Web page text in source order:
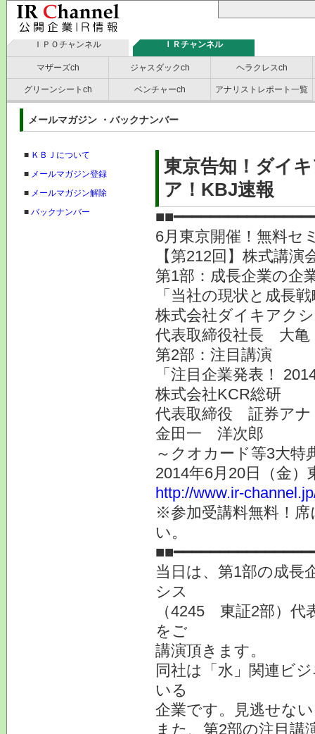
ＩＰＯチャンネル ＩＲチャンネル
マザーズch ジャスダックch ヘラクレスch
グリーンシートch ベンチャーch アナリストレポート一覧
メールマガジン ・バックナンバー
■ ＫＢＪについて
■ メールマガジン登録
■ メールマガジン解除
■ バックナンバー
東京告知！ダイ
ア！KBJ速報
6月東京開催！無料セ
【第212回】株式講
第1部：成長企業の企
「当社の現状と成長
株式会社ダイキアク
代表取締役社長 大
第2部：注目講演
「注目企業発表！
株式会社KCR総研
代表取締役 証券アナ
金田一 洋次郎
～クオカード等3大特
2014年6月20日（金
http://www.ir-
※参加受講料無料！
い。
当日は、第1部の成長
シス
（4245 東証2部）
をご
講演頂きます。
同社は「水」関連ビ
いる
企業です。見逃せな
また、第2部の注目